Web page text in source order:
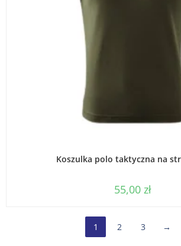
Koszulka polo taktyczna na
55,00 zł
1 2 3 →